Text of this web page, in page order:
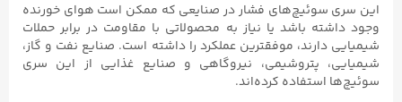
این سری سوئیچ‌های فشار در صنایعی که ممکن است هوای خورنده
وجود داشته باشد یا نیاز به محصولاتی با مقاومت در برابر حملات
شیمیایی دارند، موفقترین عملکرد را داشته است. صنایع نفت و گاز،
شیمیایی، پتروشیمی، نیروگاهی و صنایع غذایی از این سری
سوئیچ‌ها استفاده کرده‌اند.